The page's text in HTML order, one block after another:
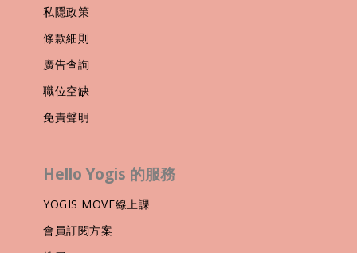
私隱政策
條款細則
廣告查詢
職位空缺
免責聲明
Hello Yogis 的服務
YOGIS MOVE線上課
會員訂閱方案